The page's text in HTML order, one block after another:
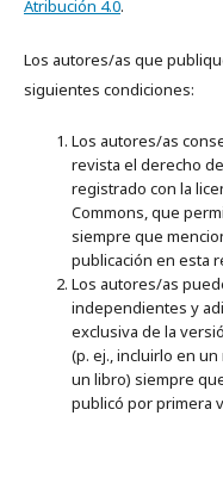
Atribución 4.0.
Los autores/as que
siguientes condiciones:
Los autores/as
revista el derecho
registrado con la
Commons, que
siempre que
publicación en esta
Los autores/as
independientes y
exclusiva de la
(p. ej., incluirlo en
un libro) siempre
publicó por primera